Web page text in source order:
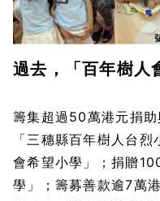
過去，「百年樹人
籌集超過50萬港元捐
「三穗縣百年樹人台
會希望小學」；捐贈
學」；籌募善款逾7萬